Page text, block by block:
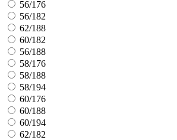
56/176
56/182
62/188
60/182
56/188
58/176
58/188
58/194
60/176
60/188
60/194
62/182